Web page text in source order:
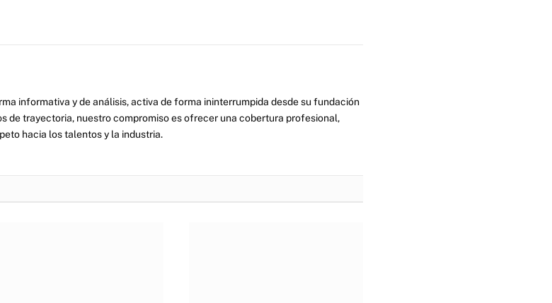
informativa y de análisis, activa de forma ininterrumpida desde su fundación
de trayectoria, nuestro compromiso es ofrecer una cobertura profesional,
hacia los talentos y la industria.